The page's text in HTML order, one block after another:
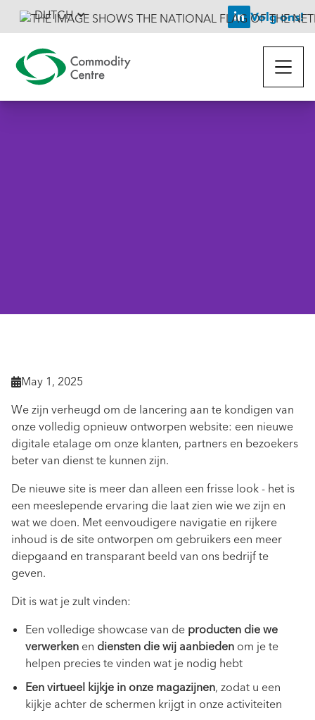
DUTCH  Volg ons!
May 1, 2025
We zijn verheugd om de lancering aan te kondigen van
onze volledig opnieuw ontworpen website: een nieuwe
digitale etalage om onze klanten, partners en bezoekers
beter van dienst te kunnen zijn.
De nieuwe site is meer dan alleen een frisse look - het is
een meeslepende ervaring die laat zien wie we zijn en
wat we doen. Met eenvoudigere navigatie en rijkere
inhoud is de site ontworpen om gebruikers een meer
diepgaand en transparant beeld van ons bedrijf te
geven.
Dit is wat je zult vinden:
Een volledige showcase van de producten die we
verwerken en diensten die wij aanbieden om je te
helpen precies te vinden wat je nodig hebt
Een virtueel kijkje in onze magazijnen, zodat u een
kijkje achter de schermen krijgt in onze activiteiten